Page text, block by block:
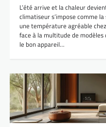
L’été arrive et la chaleur
climatiseur s’impose comme
une température agréable
face à la multitude de
le bon appareil…